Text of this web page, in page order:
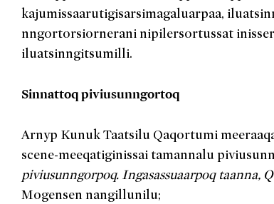
kajumissaarutigisarsimagaluarpaa,
nngortorsiornerani nipilersortussat
iluatsinngitsumilli.
Sinnattoq piviusunngortoq
Arnyp Kunuk Taatsilu Qaqortumi
scene-meeqatiginissai tamannalu
piviusunngorpoq. Ingasassuaarpoq taanna,
Mogensen nangillunilu;